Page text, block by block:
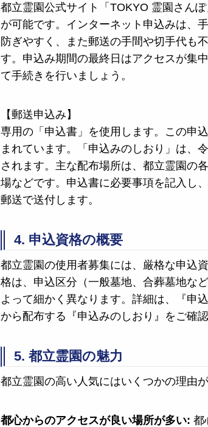
都立霊園公式サイト「TOKYO 霊園さん
が可能です。インターネット申込みは、
防ぎやすく、また郵送の手間や切手代も
す。申込み期間の最終日はアクセスが集
て手続きを行いましょう。
【郵送申込み】
専用の「申込書」を使用します。この申
まれています。「申込みのしおり」は、
されます。主な配布場所は、都立霊園の
場などです。申込書に必要事項を記入し
郵送で送付します。
4. 申込資格の概要
都立霊園の使用者募集には、厳格な申込
格は、申込区分（一般墓地、合葬墓地な
よって細かく異なります。詳細は、『申
から配布する『申込みのしおり』をご確認
5. 都立霊園の魅力
都立霊園の高い人気にはいくつかの理由が
都心からのアクセスが良い場所が多い: 都